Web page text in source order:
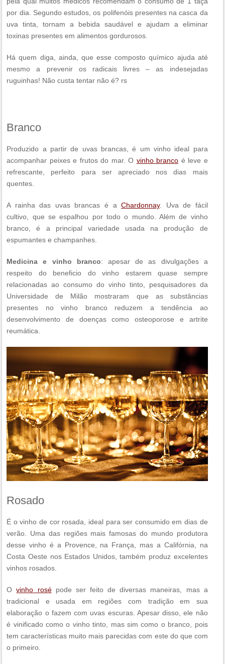
por dia. Segundo estudos, os polifenóis presentes na casca da
uva tinta, tornam a bebida saudável e ajudam a eliminar
toxinas presentes em alimentos gordurosos.
Há quem diga, ainda, que esse composto químico ajuda até
mesmo a prevenir os radicais livres – as indesejadas
ruguinhas! Não custa tentar não é? rs
Branco
Produzido a partir de uvas brancas, é um vinho ideal para
acompanhar peixes e frutos do mar. O vinho branco é leve e
refrescante, perfeito para ser apreciado nos dias mais
quentes.
A rainha das uvas brancas é aChardonnay. Uva de fácil
cultivo, que se espalhou por todo o mundo. Além de vinho
branco, é a principal variedade usada na produção de
espumantes e champanhes.
Medicina e vinho branco: apesar de as divulgações a
respeito do beneficio do vinho estarem quase sempre
relacionadas ao consumo do vinho tinto, pesquisadores da
Universidade de Milão mostraram que as substâncias
presentes no vinho branco reduzem a tendência ao
desenvolvimento de doenças como osteoporose e artrite
reumática.
Rosado
É o vinho de cor rosada, ideal para ser consumido em dias de
verão. Uma das regiões mais famosas do mundo produtora
desse vinho é a Provence, na França, mas a Califórnia, na
Costa Oeste nos Estados Unidos, também produz excelentes
vinhos rosados.
Ovinho rosépode ser feito de diversas maneiras, mas a
tradicional e usada em regiões com tradição em sua
elaboração o fazem com uvas escuras. Apesar disso, ele não
é vinificado como o vinho tinto, mas sim como o branco, pois
tem características muito mais parecidas com este do que com
o primeiro.